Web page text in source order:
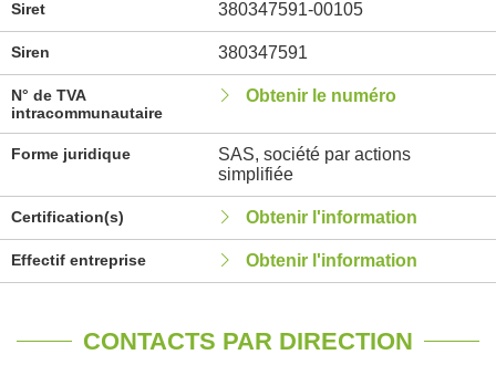
Siret 380347591-00105
Siren 380347591
N° de TVA
intracommunautaire
Obtenir le numéro
Forme juridique
SAS, société par actions
simplifiée
Certification(s) Obtenir l'information
Effectif entreprise Obtenir l'information
CONTACTS PAR DIRECTION